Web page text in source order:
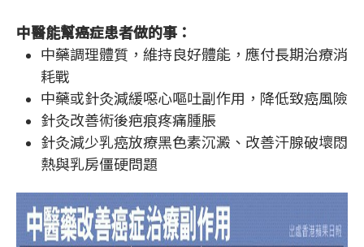
中醫能幫癌症患者做的事：
中藥調理體質，維持良好體能，應付長期治療消
耗戰
中藥或針灸減緩噁心嘔吐副作用，降低致癌風險
針灸改善術後疤痕疼痛腫脹
針灸減少乳癌放療黑色素沉澱、改善汗腺破壞悶
熱與乳房僵硬問題